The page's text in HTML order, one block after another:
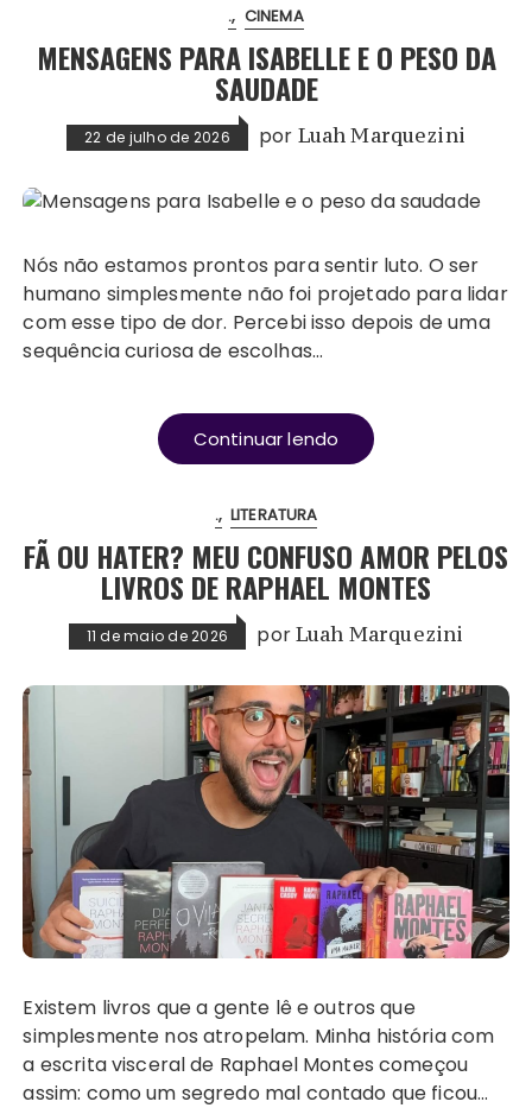
. CINEMA
MENSAGENS PARA ISABELLE E O PESO DA
SAUDADE
22 de julho de 2026 por Luah Marquezini
Nós não estamos prontos para sentir luto. O ser
humano simplesmente não foi projetado para lidar
com esse tipo de dor. Percebi isso depois de uma
sequência curiosa de escolhas…
Continuar lendo
. LITERATURA
FÃ OU HATER? MEU CONFUSO AMOR PELOS
LIVROS DE RAPHAEL MONTES
11 de maio de 2026 porLuah Marquezini
Existem livros que a gente lê e outros que
simplesmente nos atropelam. Minha história com
a escrita visceral de Raphael Montes começou
assim: como um segredo mal contado que ficou…